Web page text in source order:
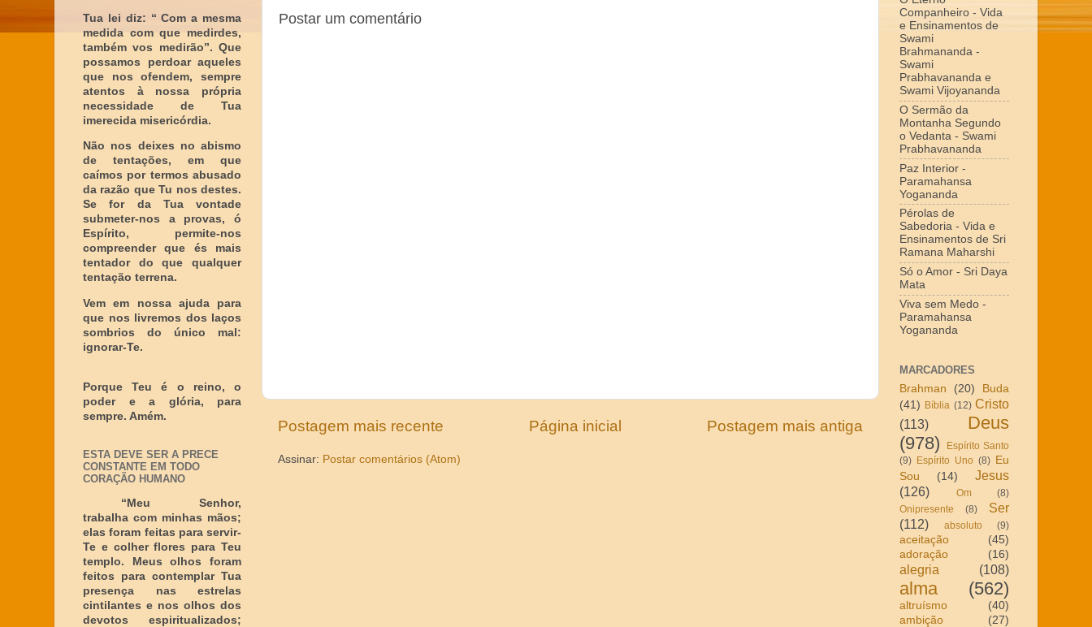
Postar um comentário
Postagem mais recente Postagem mais antiga
Página inicial
Assinar: Postar comentários (Atom)
Tua lei diz: “ Com a mesma
medida com que medirdes,
também vos medirão”. Que
possamos perdoar aqueles
que nos ofendem, sempre
atentos à nossa própria
necessidade de Tua
imerecida misericórdia.
Não nos deixes no abismo
de tentações, em que
caímos por termos abusado
da razão que Tu nos destes.
Se for da Tua vontade
submeter-nos a provas, ó
Espírito, permite-nos
compreender que és mais
tentador do que qualquer
tentação terrena.
Vem em nossa ajuda para
que nos livremos dos laços
sombrios do único mal:
ignorar-Te.
Porque Teu é o reino, o
poder e a glória, para
sempre. Amém.
ESTA DEVE SER A PRECE
CONSTANTE EM TODO
CORAÇÃO HUMANO
“Meu Senhor,
trabalha com minhas mãos;
elas foram feitas para servir-
Te e colher flores para Teu
templo. Meus olhos foram
feitos para contemplar Tua
presença nas estrelas
cintilantes e nos olhos dos
devotos espiritualizados;
Companheiro - Vida
e Ensinamentos de
Swami
Brahmananda -
Swami
Prabhavananda e
Swami Vijoyananda
O Sermão da
Montanha Segundo
o Vedanta - Swami
Prabhavananda
Paz Interior -
Paramahansa
Yogananda
Pérolas de
Sabedoria - Vida e
Ensinamentos de Sri
Ramana Maharshi
Só o Amor - Sri Daya
Mata
Viva sem Medo -
Paramahansa
Yogananda
MARCADORES
Brahman
(20)
Buda
(41) Bíblia (12) Cristo
(113)
Deus
(978)
Espírito Santo
(9) Espírito Uno (8) Eu
Sou
(14)
Jesus
(126)
Om
(8)
Onipresente
(8)
Ser
(112)
absoluto (9)
aceitação
(45)
adoração
(16)
alegria (108)
alma (562)
altruísmo
(40)
ambição
(27)